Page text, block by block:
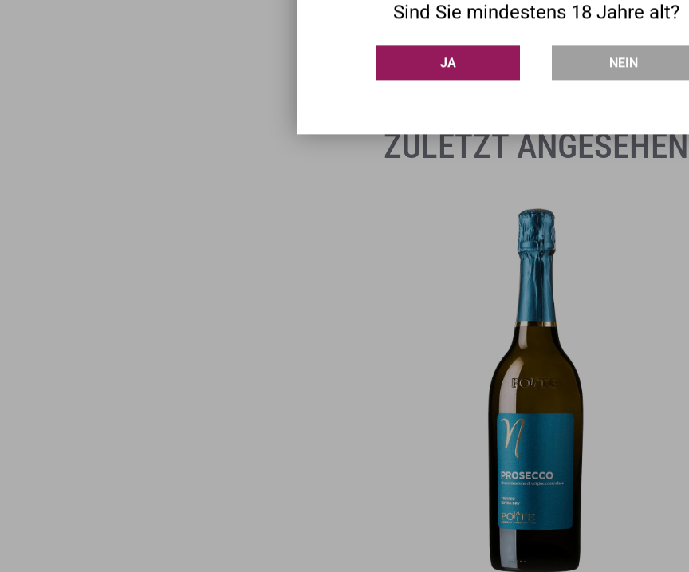
ZULETZT ANGESEHEN
Sind Sie mindestens 18 Jahre alt?
JA NEIN